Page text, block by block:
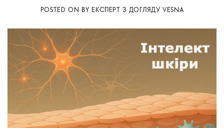
POSTED ON BY ЕКСПЕРТ З ДОГЛЯДУ VESNA